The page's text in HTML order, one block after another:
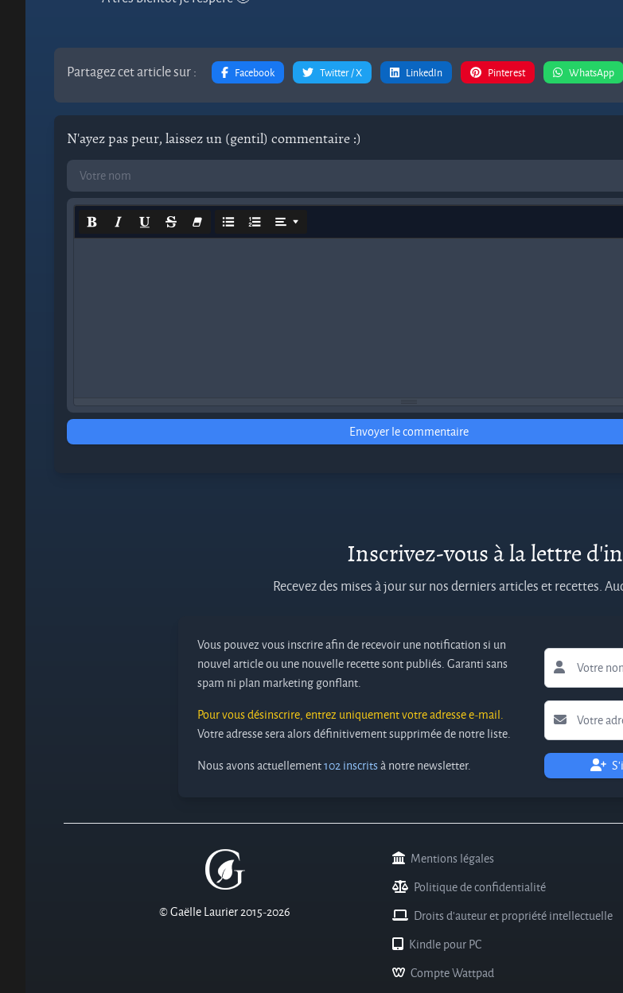
Partagez cet article sur : Facebook Twitter / X LinkedIn Pinterest WhatsApp
N'ayez pas peur, laissez un (gentil) commentaire :)
Envoyer le commentaire
Inscrivez-vous à la lettre
Recevez des mises à jour sur nos derniers articles et recettes.
Vous pouvez vous inscrire afin de recevoir une notification si un
nouvel article ou une nouvelle recette sont publiés. Garanti sans
spam ni plan marketing gonflant.
Pour vous désinscrire, entrez uniquement votre adresse e-mail.
Votre adresse sera alors définitivement supprimée de notre liste.
Nous avons actuellement102 inscritsà notre newsletter.
© Gaëlle Laurier 2015-2026
Mentions légales
Politique de confidentialité
Droits d'auteur et propriété intellectuelle
Kindle pour PC
Compte Wattpad